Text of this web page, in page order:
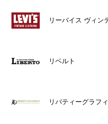
リーバイス ヴィン
リベルト
リバティーグラフ